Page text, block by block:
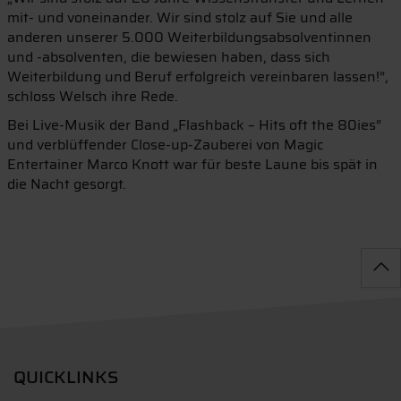
mit- und voneinander. Wir sind stolz auf Sie und alle
anderen unserer 5.000 Weiterbildungsabsolventinnen
und -absolventen, die bewiesen haben, dass sich
Weiterbildung und Beruf erfolgreich vereinbaren lassen!“,
schloss Welsch ihre Rede.
Bei Live-Musik der Band „Flashback – Hits oft the 80ies“
und verblüffender Close-up-Zauberei von Magic
Entertainer Marco Knott war für beste Laune bis spät in
die Nacht gesorgt.
QUICKLINKS